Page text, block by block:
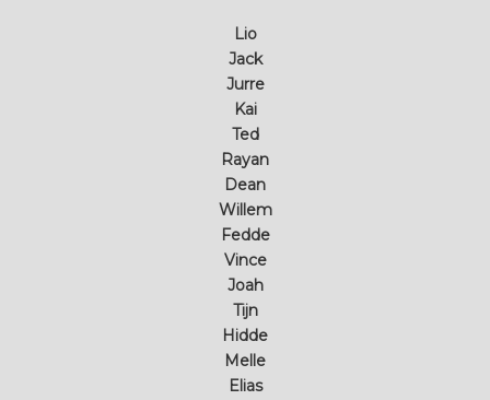
Lio
Jack
Jurre
Kai
Ted
Rayan
Dean
Willem
Fedde
Vince
Joah
Tijn
Hidde
Melle
Elias